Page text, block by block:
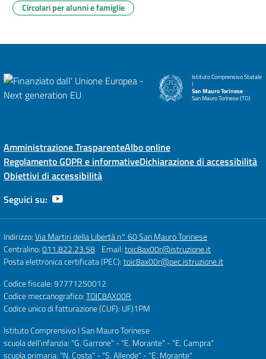
Circolari per alunni e famiglie
Istituto Comprensivo Statale
I
San Mauro Torinese
San Mauro Torinese (TO)
Amministrazione TrasparenteAlbo online
Regolamento GDPR e informativeDichiarazione di accessibilità
Obiettivi di accessibilità
Seguici su:
Indirizzo:Via Martiri della Libertà n° 60 San Mauro Torinese
Centralino:011.822.23.58 Email:toic8ax00r@istruzione.it
Posta elettronica certificata (PEC):toic8ax00r@pec.istruzione.it
Codice fiscale: 97771250012
Codice meccanografico:TOIC8AX00R
Codice unico di fatturazione (CUF): UFJ1PM
Istituto Comprensivo I San Mauro Torinese
scuola dell'infanzia: "G. Garrone" - "E. Morante" - "E. Campra"
scuola primaria: "N. Costa" - "S. Allende" - "E. Morante"